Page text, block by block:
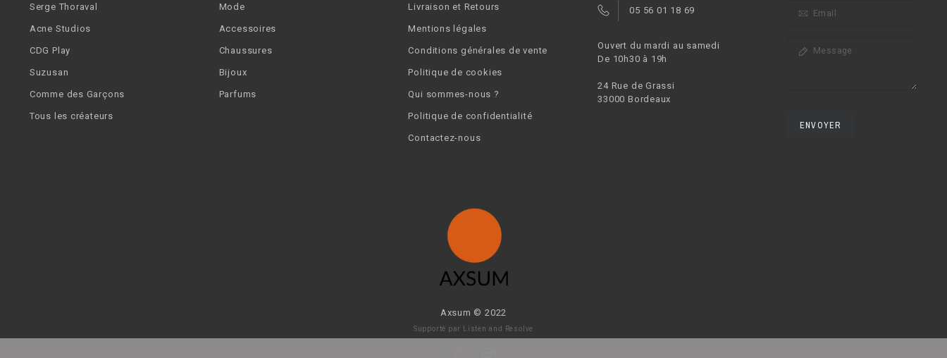
Serge Thoraval
Acne Studios
CDG Play
Suzusan
Comme des Garçons
Tous les créateurs
Mode
Accessoires
Chaussures
Bijoux
Parfums
Livraison et Retours
Mentions légales
Conditions générales de vente
Politique de cookies
Qui sommes-nous ?
Politique de confidentialité
Contactez-nous
05 56 01 18 69
Ouvert du mardi au samedi
De 10h30 à 19h
24 Rue de Grassi
33000 Bordeaux
ENVOYER
Axsum © 2022
Supporté par Listen and Resolve